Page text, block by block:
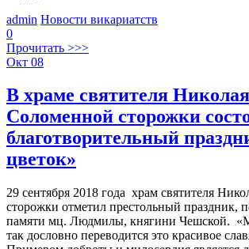
admin Новости викариатств
0
Прочитать >>>
Окт 08
В храме святителя
Соломенной сторожки
благотворительный
цветок»
29 сентября 2018 года храм святителя
сторожки отметил престольный праздник,
памяти мц. Людмилы, княгини Чешской.
так дословно переводится это красивое